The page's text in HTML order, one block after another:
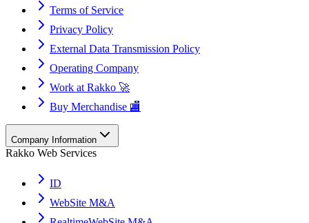
Terms of Service
Privacy Policy
External Data Transmission Policy
Operating Company
Work at Rakko 🚀
Buy Merchandise 🏬
Company Information
Rakko Web Services
ID
WebSite M&A